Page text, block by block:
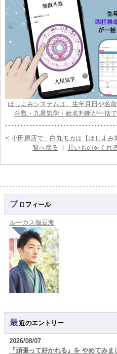
ほしよみシステムは、生年月日や名
斗数・九星気学・姓名判断が一括
< 小田原店で、白丸モカは【ほしよみ
覧へ戻る
甘いものをくれ
プロフィール
ルーカス伽豆海
最近のエントリー
2026/08/07
『頑張って好かれる』を やめてみ